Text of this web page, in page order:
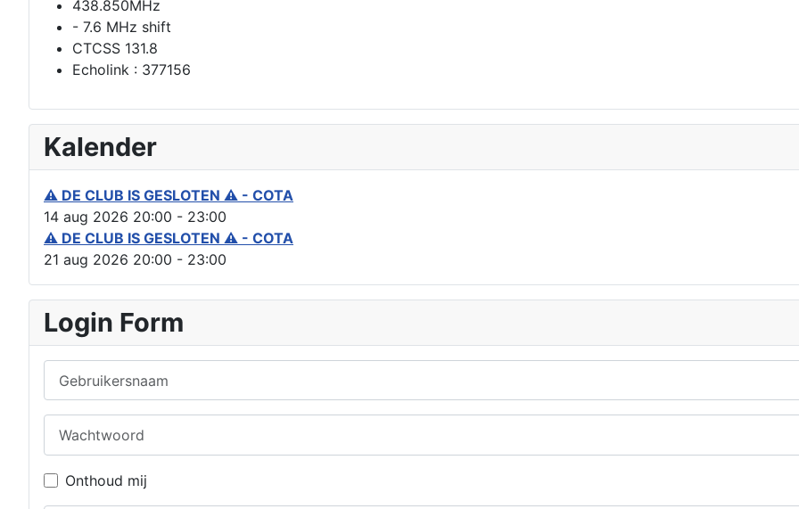
438.850MHz
- 7.6 MHz shift
CTCSS 131.8
Echolink : 377156
Kalender
⚠ DE CLUB IS GESLOTEN ⚠ - COTA
14 aug 2026 20:00 - 23:00
⚠ DE CLUB IS GESLOTEN ⚠ - COTA
21 aug 2026 20:00 - 23:00
Login Form
Onthoud mij